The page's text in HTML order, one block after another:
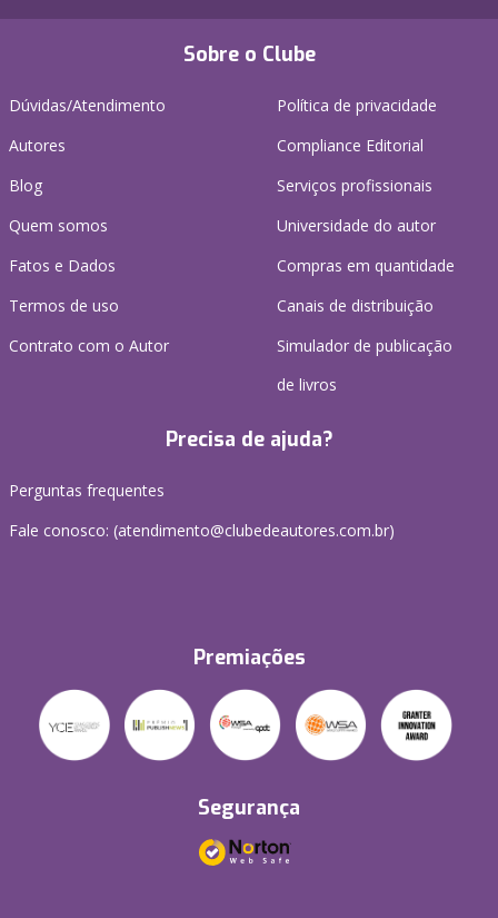
Sobre o Clube
Dúvidas/Atendimento
Autores
Blog
Quem somos
Fatos e Dados
Termos de uso
Contrato com o Autor
Política de privacidade
Compliance Editorial
Serviços profissionais
Universidade do autor
Compras em quantidade
Canais de distribuição
Simulador de publicação
de livros
Precisa de ajuda?
Perguntas frequentes
Fale conosco: (atendimento@clubedeautores.com.br)
Premiações
Segurança